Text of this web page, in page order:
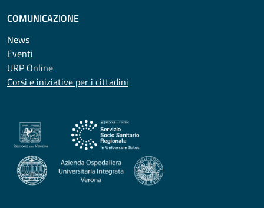
COMUNICAZIONE
News
Eventi
URP Online
Corsi e iniziative per i cittadini